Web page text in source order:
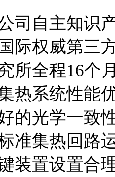
司自主知识
际权威第
所全程16个
热系统性能
的光学一致
准集热回路
装置设置合